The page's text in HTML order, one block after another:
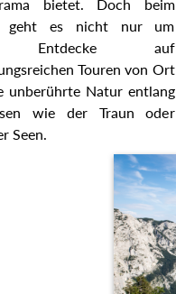
bietet. Doch beim
geht es nicht nur um
Entdecke auf
Touren von Ort
unberührte Natur entlang
wie der Traun oder
Seen.